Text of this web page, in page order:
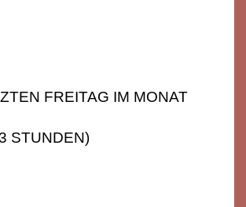
FREITAG IM MONAT
STUNDEN)